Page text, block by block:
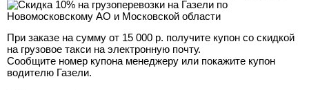
При заказе на сумму от 15 000 р. получите купон со скидкой
на грузовое такси на электронную почту.
Сообщите номер купона менеджеру или покажите купон
водителю Газели.